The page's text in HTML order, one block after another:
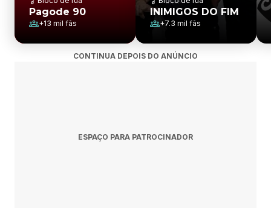
Pagode 90
+13 mil fãs
INIMIGOS DO FIM
+7.3 mil fãs
CONTINUA DEPOIS DO ANÚNCIO
ESPAÇO PARA PATROCINADOR